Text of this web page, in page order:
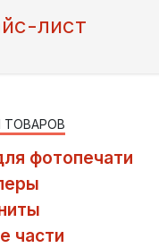
лист
ТОВАРОВ
фотопечати
части